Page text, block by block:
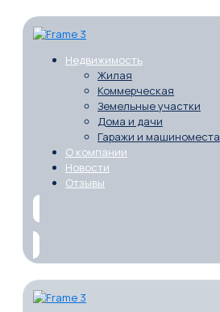
Недвижимость
Жилая
Коммерческая
Земельные участки
Дома и дачи
Гаражи и машиноместа
О компании
Новости
Отзывы